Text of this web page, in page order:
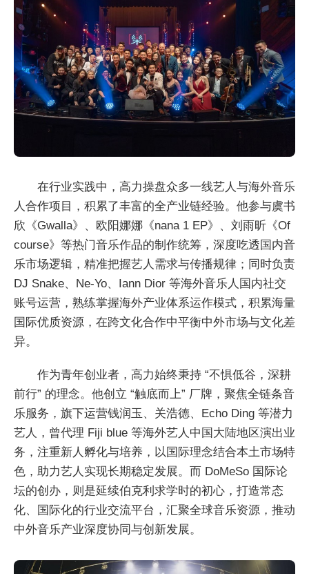
在行业实践中，高力操盘众多一线艺人与海外音乐
人合作项目，积累了丰富的全产业链经验。他参与虞书
欣《Gwalla》、欧阳娜娜《nana 1 EP》、刘雨昕《Of
course》等热门音乐作品的制作统筹，深度吃透国内音
乐市场逻辑，精准把握艺人需求与传播规律；同时负责
DJ Snake、Ne-Yo、Iann Dior 等海外音乐人国内社交
账号运营，熟练掌握海外产业体系运作模式，积累海量
国际优质资源，在跨文化合作中平衡中外市场与文化差
异。
作为青年创业者，高力始终秉持 “不惧低谷，深耕
前行” 的理念。他创立 “触底而上” 厂牌，聚焦全链条音
乐服务，旗下运营钱润玉、关浩德、Echo Ding 等潜力
艺人，曾代理 Fiji blue 等海外艺人中国大陆地区演出业
务，注重新人孵化与培养，以国际理念结合本土市场特
色，助力艺人实现长期稳定发展。而 DoMeSo 国际论
坛的创办，则是延续伯克利求学时的初心，打造常态
化、国际化的行业交流平台，汇聚全球音乐资源，推动
中外音乐产业深度协同与创新发展。